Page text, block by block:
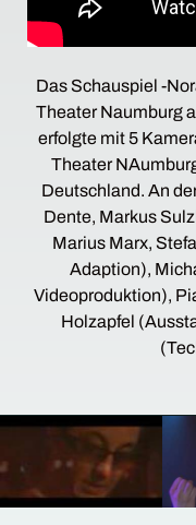
Das Schauspiel -
Theater Naumburg
erfolgte mit 5
Theater
Deutschland. An
Dente, Markus
Marius Marx,
Adaption),
Videoproduktion),
Holzapfel